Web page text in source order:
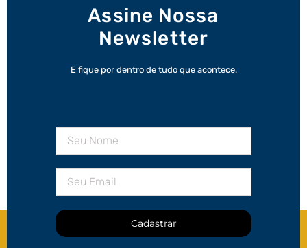
Assine Nossa
Newsletter
E fique por dentro de tudo que acontece.
Cadastrar